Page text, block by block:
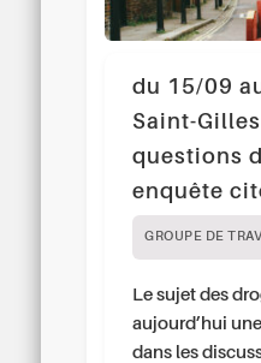
du 15/09
Saint-
questions
enquête
GROUPE DE
Le sujet des
aujourd’hui
dans les